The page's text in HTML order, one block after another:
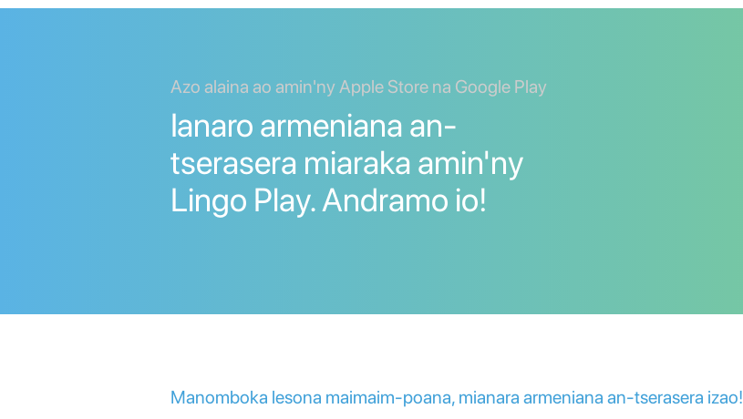
Azo alaina ao amin'ny Apple Store na Google Play
Ianaro armeniana an-
tserasera miaraka amin'ny
Lingo Play. Andramo io!
Manomboka lesona maimaim-poana, mianara armeniana an-tserasera izao!